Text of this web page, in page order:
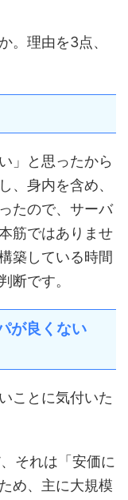
。理由を3点、
」と思ったから
、身内を含め、
たので、サーバ
筋ではありませ
築している時間
断です。
が良くない
ことに気付いた
それは「安価に
め、主に大規模